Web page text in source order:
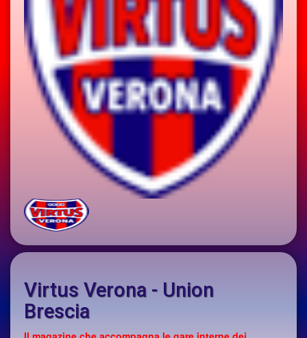
Virtus Verona - Union
Brescia